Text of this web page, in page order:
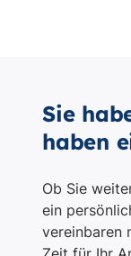
Sie
haben
Ob Sie
ein
vereinbaren